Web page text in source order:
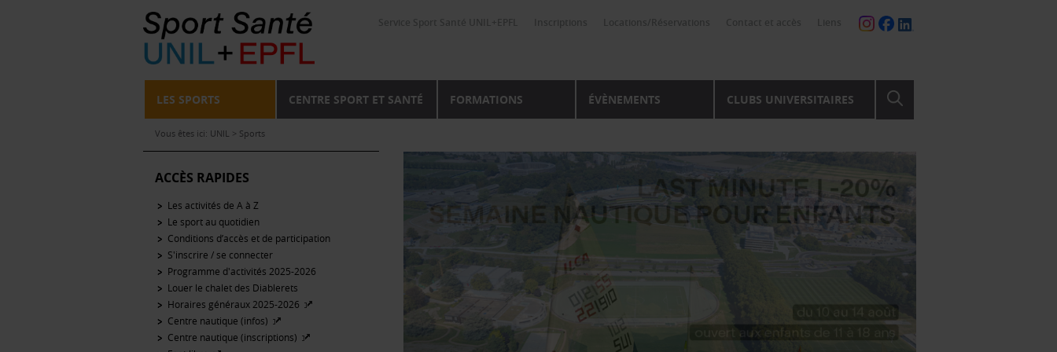
LES SPORTS CENTRE SPORT ET SANTÉ FORMATIONS ÉVÈNEMENTS CLUBS UNIVERSITAIRES
Vous êtes ici: UNIL > Sports
ACCÈS RAPIDES
Les activités de A à Z
Le sport au quotidien
Conditions d’accès et de participation
S'inscrire / se connecter
Programme d'activités 2025-2026
Louer le chalet des Diablerets
Horaires généraux 2025-2026
Centre nautique (infos)
Centre nautique (inscriptions)